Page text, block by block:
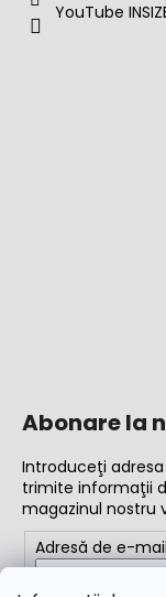
YouTube
Abonare la
Introduceţi
trimite informaţii
magazinul nostru
Adresă de e-